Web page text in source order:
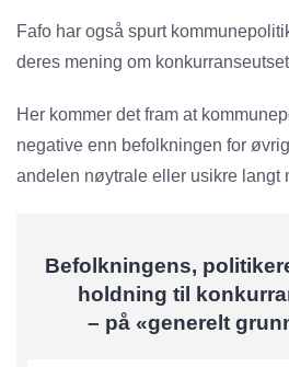
Fafo har også spurt
deres mening om
Her kommer det fram at
negative enn befolkningen for
andelen nøytrale eller usikre langt
Befolkningens,
holdning til
– på «generelt